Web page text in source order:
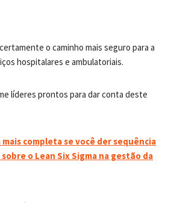
o caminho mais seguro para a
hospitalares e ambulatoriais.
líderes prontos para dar conta deste
completa se você der sequência
o Lean Six Sigma na gestão da